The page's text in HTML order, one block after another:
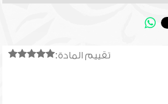
تقييم المادة: